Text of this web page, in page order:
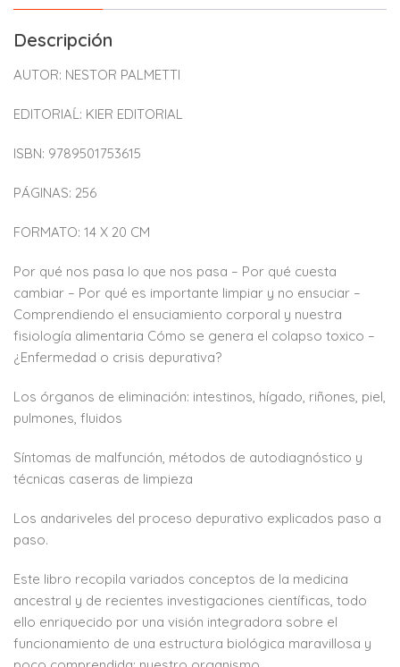
Descripción
AUTOR: NESTOR PALMETTI
EDITORIAĹ: KIER EDITORIAL
ISBN: 9789501753615
PÁGINAS: 256
FORMATO: 14 X 20 CM
Por qué nos pasa lo que nos pasa – Por qué cuesta
cambiar – Por qué es importante limpiar y no ensuciar –
Comprendiendo el ensuciamiento corporal y nuestra
fisiología alimentaria Cómo se genera el colapso toxico –
¿Enfermedad o crisis depurativa?
Los órganos de eliminación: intestinos, hígado, riñones, piel,
pulmones, fluidos
Síntomas de malfunción, métodos de autodiagnóstico y
técnicas caseras de limpieza
Los andariveles del proceso depurativo explicados paso a
paso.
Este libro recopila variados conceptos de la medicina
ancestral y de recientes investigaciones científicas, todo
ello enriquecido por una visión integradora sobre el
funcionamiento de una estructura biológica maravillosa y